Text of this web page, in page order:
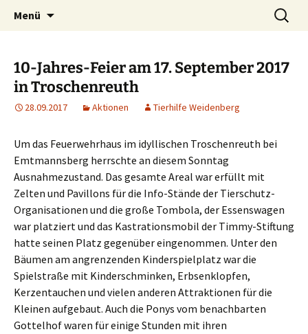
Tierhilfe
Weidenberg und Umgebung e.V.
Menü
Suchen
nach:
10-Jahres-Feier am 17. September 2017
in Troschenreuth
28.09.2017 Aktionen Tierhilfe Weidenberg
Um das Feuerwehrhaus im idyllischen Troschenreuth bei
Emtmannsberg herrschte an diesem Sonntag
Ausnahmezustand. Das gesamte Areal war erfüllt mit
Zelten und Pavillons für die Info-Stände der Tierschutz-
Organisationen und die große Tombola, der Essenswagen
war platziert und das Kastrationsmobil der Timmy-Stiftung
hatte seinen Platz gegenüber eingenommen. Unter den
Bäumen am angrenzenden Kinderspielplatz war die
Spielstraße mit Kinderschminken, Erbsenklopfen,
Kerzentauchen und vielen anderen Attraktionen für die
Kleinen aufgebaut. Auch die Ponys vom benachbarten
Gottelhof waren für einige Stunden mit ihren